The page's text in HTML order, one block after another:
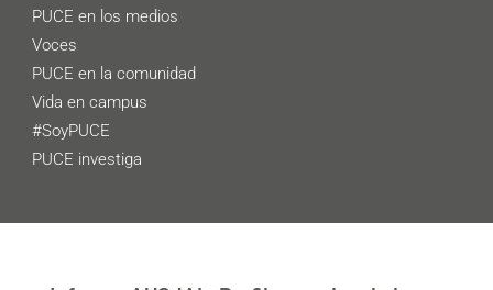
PUCE en los medios
Voces
PUCE en la comunidad
Vida en campus
#SoyPUCE
PUCE investiga